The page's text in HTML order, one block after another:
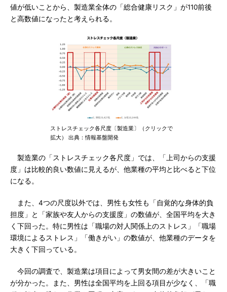
値が低いことから、製造業全体の「総合健康リスク」が110前後
と高数値になったと考えられる。
ストレスチェック各尺度〔製造業〕（クリックで
拡大） 出典：情報基盤開発
製造業の「ストレスチェック各尺度」では、「上司からの支援
度」は比較的良い数値に見えるが、他業種の平均と比べると下位
になる。
また、4つの尺度以外では、男性も女性も「自覚的な身体的負
担度」と「家族や友人からの支援度」の数値が、全国平均を大き
く下回った。特に男性は「職場の対人関係上のストレス」「職場
環境によるストレス」「働きがい」の数値が、他業種のデータを
大きく下回っている。
今回の調査で、製造業は項目によって男女間の差が大きいこと
が分かった。また、男性は全国平均を上回る項目が少なく、「職